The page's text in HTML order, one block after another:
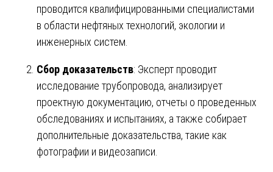
проводится квалифицированными специалистами
в области нефтяных технологий, экологии и
инженерных систем.
Сбор доказательств: Эксперт проводит
исследование трубопровода, анализирует
проектную документацию, отчеты о проведенных
обследованиях и испытаниях, а также собирает
дополнительные доказательства, такие как
фотографии и видеозаписи.